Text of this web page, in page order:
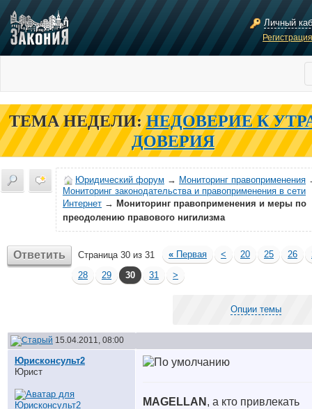
Личный
ТЕМА НЕДЕЛИ: НЕДОВЕРИЕ К
ДОВЕРИЯ
Юридический форум → Мониторинг правоприменения
Мониторинг законодательства и правоприменения в сети
Интернет → Мониторинг правоприменения и меры по
преодолению правового нигилизма
Ответить Страница 30 из 31 « Первая < 20 25 26
28
29 30 31 >
Опции темы
15.04.2011, 08:00
Юрисконсульт2
Юрист
MAGELLAN , а кто привлекать